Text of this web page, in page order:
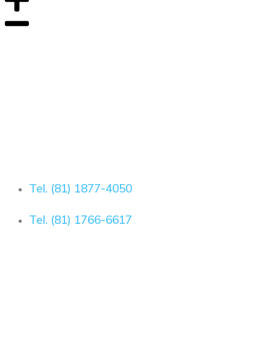
Tel. (81) 1877-4050
Tel. (81) 1766-6617